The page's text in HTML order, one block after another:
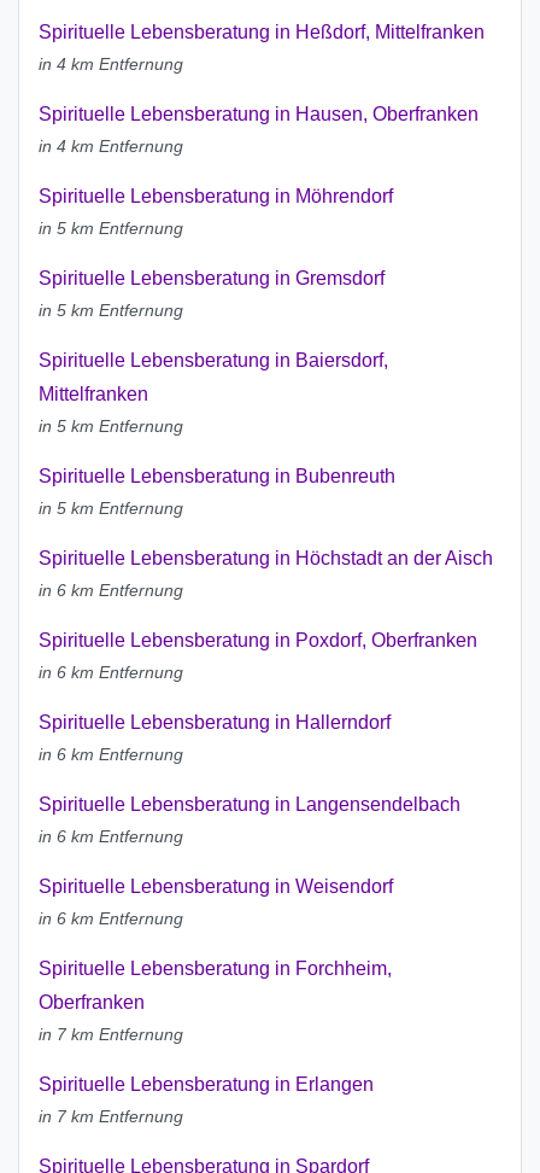
Spirituelle Lebensberatung in Heßdorf, Mittelfranken
in 4 km Entfernung
Spirituelle Lebensberatung in Hausen, Oberfranken
in 4 km Entfernung
Spirituelle Lebensberatung in Möhrendorf
in 5 km Entfernung
Spirituelle Lebensberatung in Gremsdorf
in 5 km Entfernung
Spirituelle Lebensberatung in Baiersdorf,
Mittelfranken
in 5 km Entfernung
Spirituelle Lebensberatung in Bubenreuth
in 5 km Entfernung
Spirituelle Lebensberatung in Höchstadt an der Aisch
in 6 km Entfernung
Spirituelle Lebensberatung in Poxdorf, Oberfranken
in 6 km Entfernung
Spirituelle Lebensberatung in Hallerndorf
in 6 km Entfernung
Spirituelle Lebensberatung in Langensendelbach
in 6 km Entfernung
Spirituelle Lebensberatung in Weisendorf
in 6 km Entfernung
Spirituelle Lebensberatung in Forchheim,
Oberfranken
in 7 km Entfernung
Spirituelle Lebensberatung in Erlangen
in 7 km Entfernung
Spirituelle Lebensberatung in Spardorf